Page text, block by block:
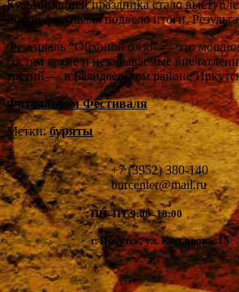
Кульминацией праздника стало
Жюри фестиваля подвело итоги.
Фестиваль “Ойхоной олзо” — это
гостям яркие и незабываемые
третий — в Баяндаевском районе
Фотоальбом Фестиваля
Метки:буряты
+7 (3952) 380-140
burcenter@mail.ru
ПН–ПТ 9:00–18:00
г. Иркутск, ул. Касьянова, 15